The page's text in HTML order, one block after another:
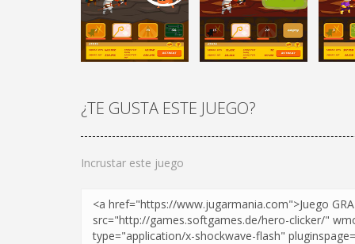
¡JUGAR
Zoom
¿TE GUSTA ESTE JUEGO?
Incrustar este juego